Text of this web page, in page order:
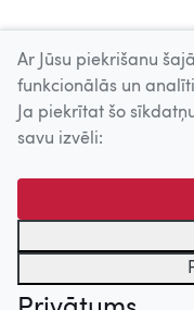
© 2026 Nacionālais
centrs. Sadarbības
kinofotofonodokumentu
Ar Jūsu piekrišanu
funkcionālās un
Ja piekrītat šo
savu izvēli: